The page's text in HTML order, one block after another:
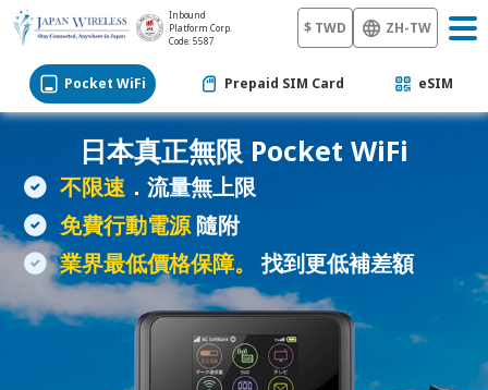
Inbound
Platform Corp.
Code: 5587
$ TWD ZH-TW
Pocket WiFi Prepaid SIM Card eSIM
日本真正無限 Pocket WiFi
不限速．流量無上限
免費行動電源隨附
業界最低價格保障。
找到更低補差額